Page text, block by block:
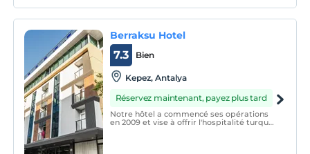
Berraksu Hotel
Bien
7.3
Kepez, Antalya
Réservez maintenant, payez plus tard
Notre hôtel a commencé ses opérations
en 2009 et vise à offrir l'hospitalité turque